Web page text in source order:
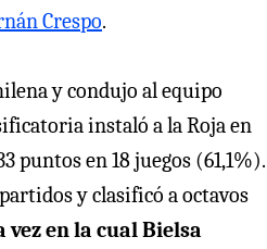
Crespo.
y condujo al equipo
instaló a la Roja en
puntos en 18 juegos (61,1%).
y clasificó a octavos
vez en la cual Bielsa